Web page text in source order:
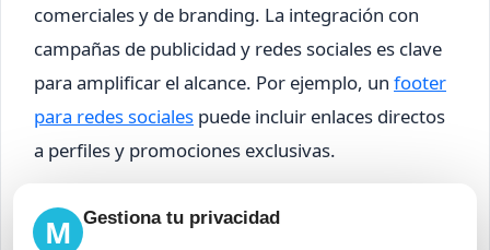
comerciales y de branding. La integración con
campañas de publicidad y redes sociales es clave
para amplificar el alcance. Por ejemplo, un footer
para redes sociales puede incluir enlaces directos
a perfiles y promociones exclusivas.
Optimización Avanzada de
M Gestiona tu privacidad